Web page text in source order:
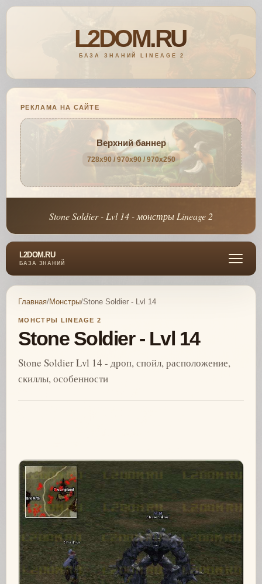
РЕКЛАМА НА САЙТЕ
Верхний баннер
728x90 / 970x90 / 970x250
Stone Soldier - Lvl 14 - монстры Lineage 2
L2DOM.RU
БАЗА ЗНАНИЙ
Главная/Монстры/Stone Soldier - Lvl 14
МОНСТРЫ LINEAGE 2
Stone Soldier - Lvl 14
Stone Soldier Lvl 14 - дроп, спойл, расположение,
скиллы, особенности